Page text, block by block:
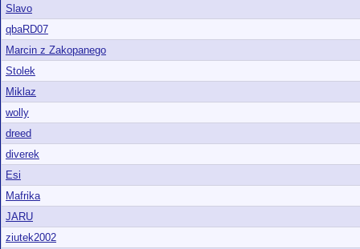
Slavo
qbaRD07
Marcin z Zakopanego
Stolek
Miklaz
wolly
dreed
diverek
Esi
Mafrika
JARU
ziutek2002